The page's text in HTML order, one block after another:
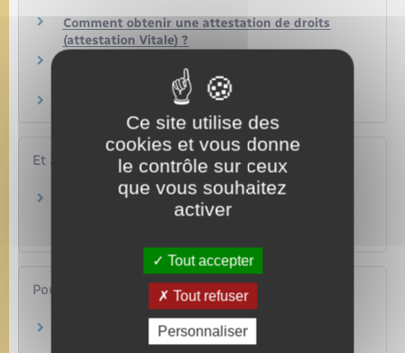
Comment obtenir une attestation de droits
(attestation Vitale) ?
médical partagé) ?
Que signifie le numéro de sécurité sociale ?
Et aussi
Remboursement des soins à l'étranger
(vacances ou court séjour)
Pour en savoir plus
Caisse nationale d'assurance maladie (Cnam)
Ce site utilise des
cookies et vous donne
le contrôle sur ceux
que vous souhaitez
activer
Tout accepter
Tout refuser
Personnaliser